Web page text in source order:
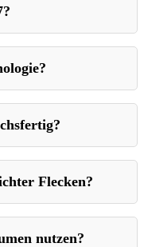
Flecken?
nutzen?